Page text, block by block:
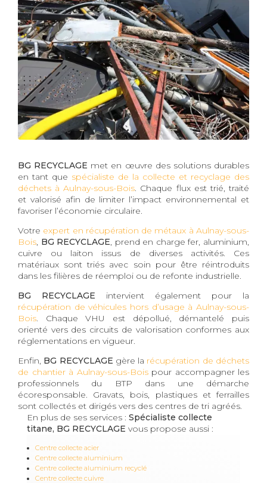
BG RECYCLAGE met en œuvre des solutions durables
en tant que spécialiste de la collecte et recyclage des
déchets à Aulnay-sous-Bois. Chaque flux est trié, traité
et valorisé afin de limiter l’impact environnemental et
favoriser l’économie circulaire.
Votre expert en récupération de métaux à Aulnay-sous-
Bois, BG RECYCLAGE, prend en charge fer, aluminium,
cuivre ou laiton issus de diverses activités. Ces
matériaux sont triés avec soin pour être réintroduits
dans les filières de réemploi ou de refonte industrielle.
BG RECYCLAGE intervient également pour la
récupération de véhicules hors d’usage à Aulnay-sous-
Bois. Chaque VHU est dépollué, démantelé puis
orienté vers des circuits de valorisation conformes aux
réglementations en vigueur.
Enfin, BG RECYCLAGE gère la récupération de déchets
de chantier à Aulnay-sous-Boispour accompagner les
professionnels du BTP dans une démarche
écoresponsable. Gravats, bois, plastiques et ferrailles
sont collectés et dirigés vers des centres de tri agréés.
En plus de ses services : Spécialiste collecte
titane, BG RECYCLAGE vous propose aussi :
Centre collecte acier
Centre collecte aluminium
Centre collecte aluminium recyclé
Centre collecte cuivre